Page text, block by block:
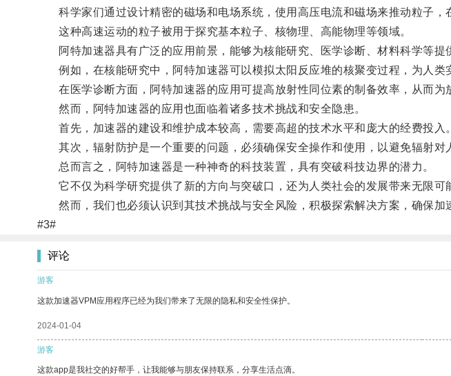
科学家们通过设计精密的磁场和电场系统，使用高压电流和磁场来推动粒子，
这种高速运动的粒子被用于探究基本粒子、核物理、高能物理等领域。
阿特加速器具有广泛的应用前景，能够为核能研究、医学诊断、材料科学等提
例如，在核能研究中，阿特加速器可以模拟太阳反应堆的核聚变过程，为人类
在医学诊断方面，阿特加速器的应用可提高放射性同位素的制备效率，从而为
然而，阿特加速器的应用也面临着诸多技术挑战和安全隐患。
首先，加速器的建设和维护成本较高，需要高超的技术水平和庞大的经费投入。
其次，辐射防护是一个重要的问题，必须确保安全操作和使用，以避免辐射对
总而言之，阿特加速器是一种神奇的科技装置，具有突破科技边界的潜力。
它不仅为科学研究提供了新的方向与突破口，还为人类社会的发展带来无限可
然而，我们也必须认识到其技术挑战与安全风险，积极探索解决方案，确保加
#3#
评论
游客
这款加速器VPM应用程序已经为我们带来了无限的隐私和安全性保护。
2024-01-04
游客
这款app是我社交的好帮手，让我能够与朋友保持联系，分享生活点滴。